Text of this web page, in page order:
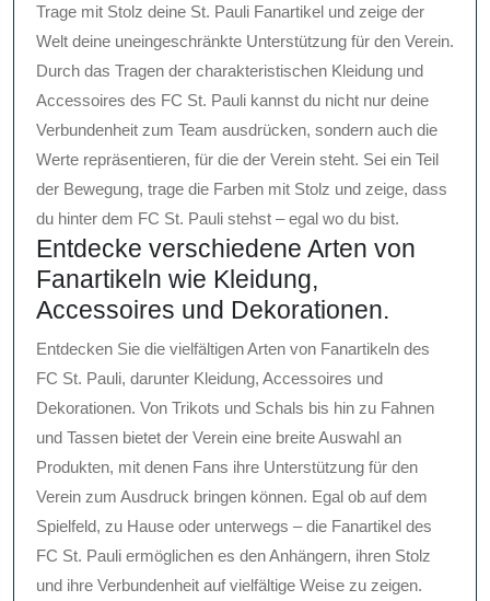
Trage mit Stolz deine St. Pauli Fanartikel und zeige der
Welt deine uneingeschränkte Unterstützung für den Verein.
Durch das Tragen der charakteristischen Kleidung und
Accessoires des FC St. Pauli kannst du nicht nur deine
Verbundenheit zum Team ausdrücken, sondern auch die
Werte repräsentieren, für die der Verein steht. Sei ein Teil
der Bewegung, trage die Farben mit Stolz und zeige, dass
du hinter dem FC St. Pauli stehst – egal wo du bist.
Entdecke verschiedene Arten von
Fanartikeln wie Kleidung,
Accessoires und Dekorationen.
Entdecken Sie die vielfältigen Arten von Fanartikeln des
FC St. Pauli, darunter Kleidung, Accessoires und
Dekorationen. Von Trikots und Schals bis hin zu Fahnen
und Tassen bietet der Verein eine breite Auswahl an
Produkten, mit denen Fans ihre Unterstützung für den
Verein zum Ausdruck bringen können. Egal ob auf dem
Spielfeld, zu Hause oder unterwegs – die Fanartikel des
FC St. Pauli ermöglichen es den Anhängern, ihren Stolz
und ihre Verbundenheit auf vielfältige Weise zu zeigen.